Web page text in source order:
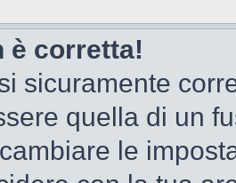
è corretta!
sicuramente
quella di un
le